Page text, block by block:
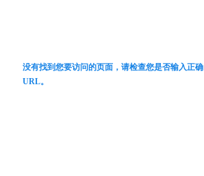
没有找到您要访问的页面，请检查您是否输入正确
URL。